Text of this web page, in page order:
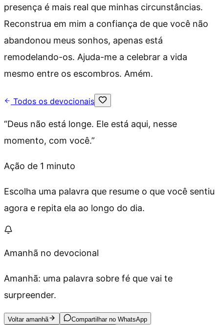
presença é mais real que minhas circunstâncias.
Reconstrua em mim a confiança de que você não
abandonou meus sonhos, apenas está
remodelando-os. Ajuda-me a celebrar a vida
mesmo entre os escombros. Amém.
Todos os devocionais
“Deus não está longe. Ele está aqui, nesse
momento, com você.”
Ação de 1 minuto
Escolha uma palavra que resume o que você sentiu
agora e repita ela ao longo do dia.
Amanhã no devocional
Amanhã: uma palavra sobre fé que vai te
surpreender.
Voltar amanhã
Compartilhar no WhatsApp